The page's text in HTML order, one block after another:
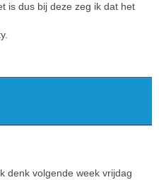
is dus bij deze zeg ik dat het
denk volgende week vrijdag